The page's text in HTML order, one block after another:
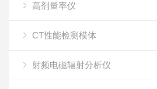
高剂量率仪
CT性能检测模体
射频电磁辐射分析仪